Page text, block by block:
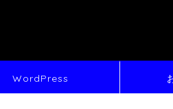
WordPress